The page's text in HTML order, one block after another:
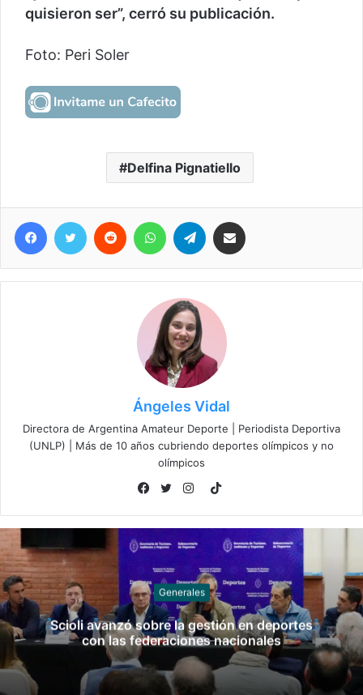
quisieron ser”, cerró su publicación.
Foto: Peri Soler
Delfina Pignatiello
Facebook
Twitter Reddit WhatsAppTelegram
Ángeles Vidal
Directora de Argentina Amateur Deporte | Periodista Deportiva
(UNLP) | Más de 10 años cubriendo deportes olímpicos y no
olímpicos
TikTok
Generales
Scioli avanzó sobre la gestión en deportes
con las federaciones nacionales